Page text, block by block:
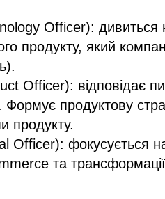
Officer): дивиться
продукту, який
Officer): відповідає
Формує продуктову
продукту.
Officer): фокусується
та